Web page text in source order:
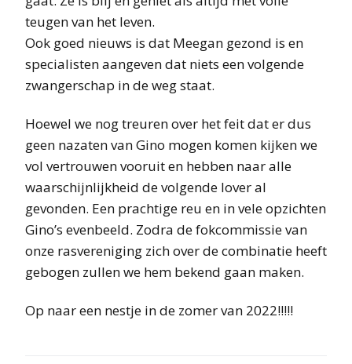
teugen van het leven.
Ook goed nieuws is dat Meegan gezond is en
specialisten aangeven dat niets een volgende
zwangerschap in de weg staat.
Hoewel we nog treuren over het feit dat er dus
geen nazaten van Gino mogen komen kijken we
vol vertrouwen vooruit en hebben naar alle
waarschijnlijkheid de volgende lover al
gevonden. Een prachtige reu en in vele opzichten
Gino’s evenbeeld. Zodra de fokcommissie van
onze rasvereniging zich over de combinatie heeft
gebogen zullen we hem bekend gaan maken.
Op naar een nestje in de zomer van 2022!!!!!